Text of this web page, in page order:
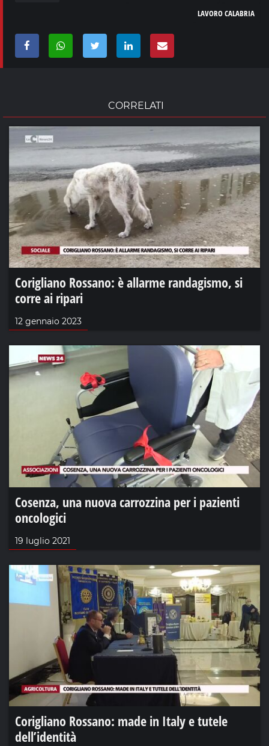
LAVORO CALABRIA
CORRELATI
Corigliano Rossano: è allarme randagismo, si
corre ai ripari
12 gennaio 2023
Cosenza, una nuova carrozzina per i pazienti
oncologici
19 luglio 2021
Corigliano Rossano: made in Italy e tutele
dell’identità